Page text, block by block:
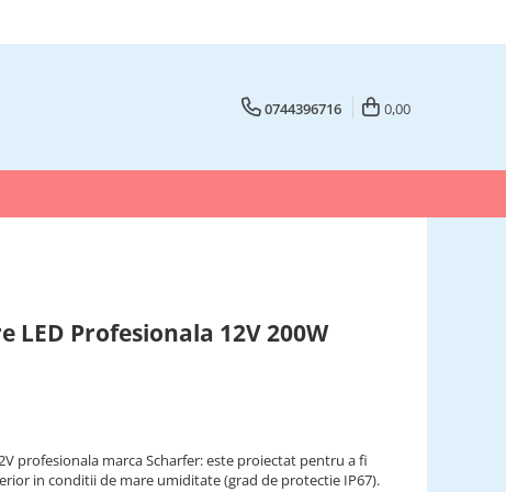
0744396716 0,00
LED Profesionala 12V 200W
profesionala marca Scharfer: este proiectat pentru a fi
in conditii de mare umiditate (grad de protectie IP67).